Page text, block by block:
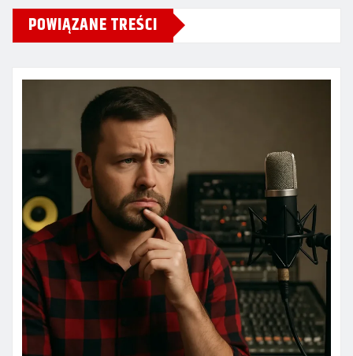
POWIĄZANE TREŚCI